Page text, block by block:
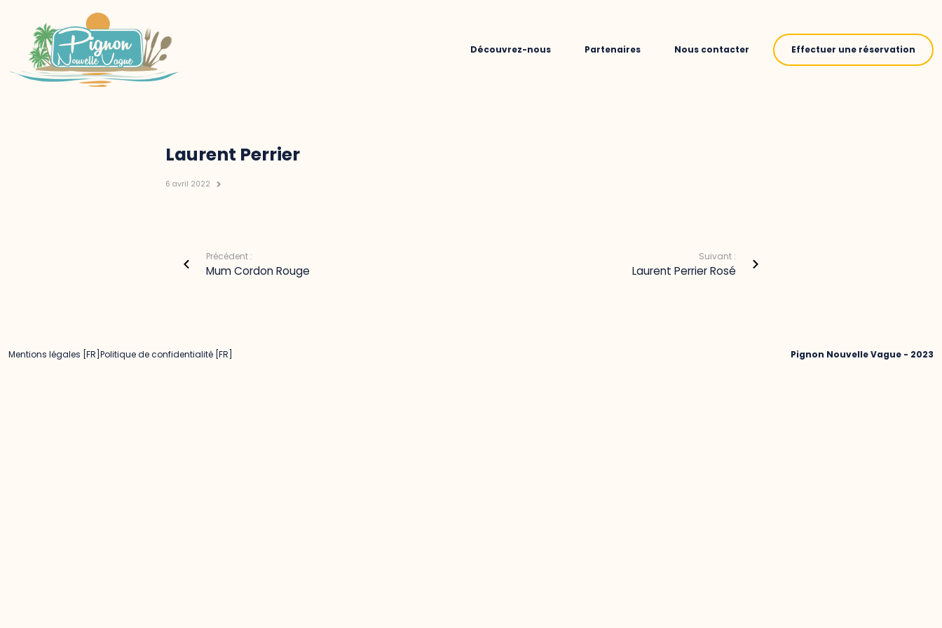
Découvrez-nous Partenaires Nous contacter Effectuer une réservation
Laurent Perrier
6 avril 2022
Précédent :
Mum Cordon Rouge
Suivant :
Laurent Perrier Rosé
Mentions légales [FR] Politique de confidentialité [FR] Pignon Nouvelle Vague - 2023